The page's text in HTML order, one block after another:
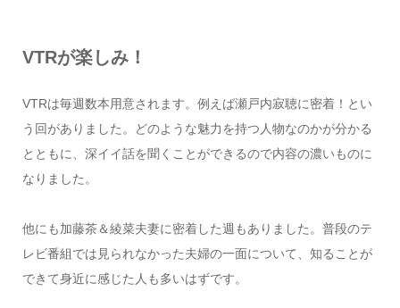
VTRが楽しみ！
VTRは毎週数本用意されます。例えば瀬戸内寂聴に密着！とい
う回がありました。どのような魅力を持つ人物なのかが分かる
とともに、深イイ話を聞くことができるので内容の濃いものに
なりました。
他にも加藤茶＆綾菜夫妻に密着した週もありました。普段のテ
レビ番組では見られなかった夫婦の一面について、知ることが
できて身近に感じた人も多いはずです。